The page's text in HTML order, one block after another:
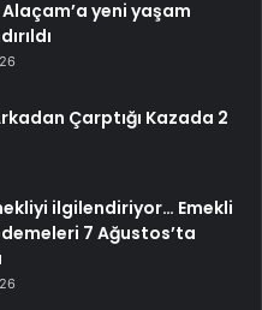
yeni yaşam
Çarptığı Kazada 2
ilgilendiriyor… Emekli
7 Ağustos’ta